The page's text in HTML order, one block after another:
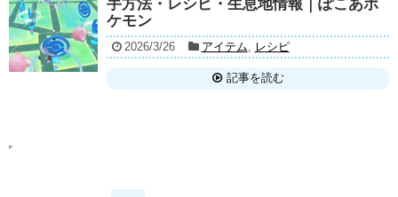
手方法・レシピ・生息地情報｜ぽこあポ
ケモン
2026/3/26 アイテム, レシピ
記事を読む